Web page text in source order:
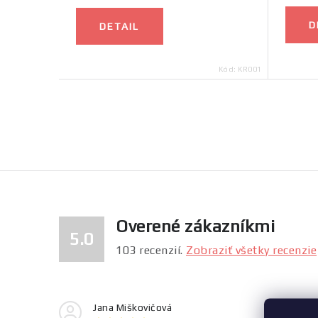
DETAIL
Kód: KR001
i
5.0
Overené zákazníkmi
103 recenzií. Zobraziť všetky recenzie
Jana Miškovičová